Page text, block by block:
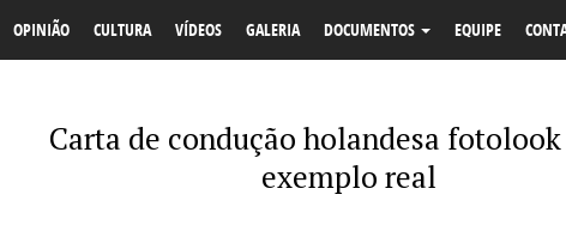
OPINIÃO CULTURA VÍDEOS GALERIA DOCUMENTOS EQUIPE
Carta de condução holandesa
exemplo real